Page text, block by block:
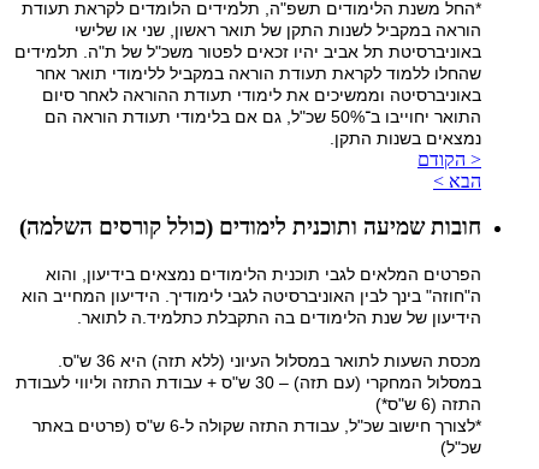
*החל משנת הלימודים תשפ"ה, תלמידים הלומדים לקראת תעודת
הוראה במקביל לשנות התקן של תואר ראשון, שני או שלישי
באוניברסיטת תל אביב יהיו זכאים לפטור משכ"ל של ת"ה. תלמידים
שהחלו ללמוד לקראת תעודת הוראה במקביל ללימודי תואר אחר
באוניברסיטה וממשיכים את לימודי תעודת ההוראה לאחר סיום
התואר יחוייבו ב־50% שכ"ל, גם אם בלימודי תעודת הוראה הם
נמצאים בשנות התקן.
< הקודם
הבא >
חובות שמיעה ותוכנית לימודים (כולל קורסים השלמה)
הפרטים המלאים לגבי תוכנית הלימודים נמצאים בידיעון, והוא
ה"חוזה" בינך לבין האוניברסיטה לגבי לימודיך. הידיעון המחייב הוא
הידיעון של שנת הלימודים בה התקבלת כתלמיד.ה לתואר.
מכסת השעות לתואר במסלול העיוני (ללא תזה) היא 36 ש"ס.
במסלול המחקרי (עם תזה) – 30 ש"ס + עבודת התזה וליווי לעבודת
התזה (6 ש"ס*)
*לצורך חישוב שכ"ל, עבודת התזה שקולה ל-6 ש"ס (פרטים באתר
שכ"ל)